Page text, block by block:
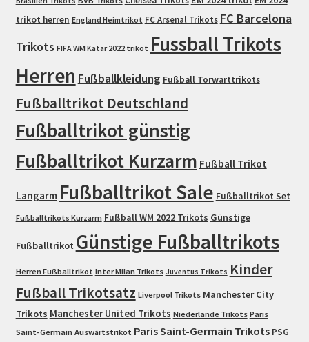
trikot herren England Heimtrikot FC Arsenal Trikots FC Barcelona
Trikots FIFA WM Katar 2022 trikot Fussball Trikots
Herren Fußballkleidung Fußball Torwarttrikots
Fußballtrikot Deutschland
Fußballtrikot günstig
Fußballtrikot Kurzarm Fußball Trikot
Langarm Fußballtrikot Sale Fußballtrikot Set
Fußballtrikots Kurzarm Fußball WM 2022 Trikots Günstige
Fußballtrikot Günstige Fußballtrikots
Herren Fußballtrikot Inter Milan Trikots Juventus Trikots Kinder
Fußball Trikotsatz Liverpool Trikots Manchester City
Trikots Manchester United Trikots Niederlande Trikots Paris
Saint-Germain Auswärtstrikot Paris Saint-Germain Trikots PSG